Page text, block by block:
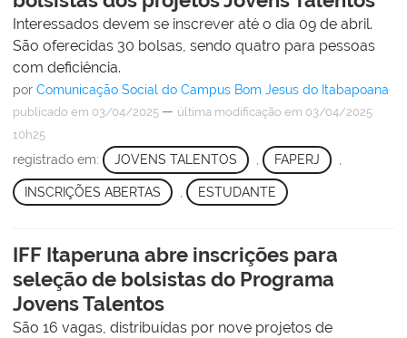
Interessados devem se inscrever até o dia 09 de abril.
São oferecidas 30 bolsas, sendo quatro para pessoas
com deficiência.
por Comunicação Social do Campus Bom Jesus do Itabapoana
publicado em 03/04/2025 — última modificação em 03/04/2025
10h25
registrado em: JOVENS TALENTOS , FAPERJ ,
INSCRIÇÕES ABERTAS ESTUDANTE
IFF Itaperuna abre inscrições para
seleção de bolsistas do Programa
Jovens Talentos
São 16 vagas, distribuídas por nove projetos de